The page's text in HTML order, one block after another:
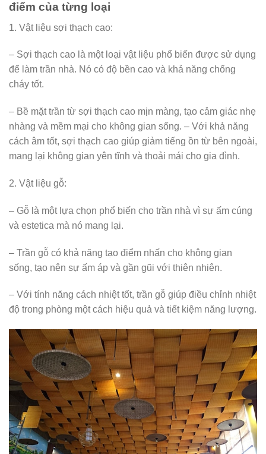
điểm của từng loại
1. Vật liệu sợi thạch cao:
– Sợi thạch cao là một loại vật liệu phổ biến được sử dụng
để làm trần nhà. Nó có độ bền cao và khả năng chống
cháy tốt.
– Bề mặt trần từ sợi thạch cao mịn màng, tạo cảm giác nhẹ
nhàng và mềm mại cho không gian sống. – Với khả năng
cách âm tốt, sợi thạch cao giúp giảm tiếng ồn từ bên ngoài,
mang lại không gian yên tĩnh và thoải mái cho gia đình.
2. Vật liệu gỗ:
– Gỗ là một lựa chọn phổ biến cho trần nhà vì sự ấm cúng
và estetica mà nó mang lại.
– Trần gỗ có khả năng tạo điểm nhấn cho không gian
sống, tạo nên sự ấm áp và gần gũi với thiên nhiên.
– Với tính năng cách nhiệt tốt, trần gỗ giúp điều chỉnh nhiệt
độ trong phòng một cách hiệu quả và tiết kiệm năng lượng.